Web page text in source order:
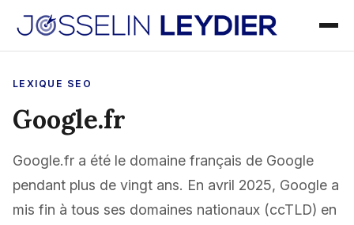
LEXIQUE SEO
Google.fr
Google.fr a été le domaine français de Google
pendant plus de vingt ans. En avril 2025, Google a
mis fin à tous ses domaines nationaux (ccTLD) en